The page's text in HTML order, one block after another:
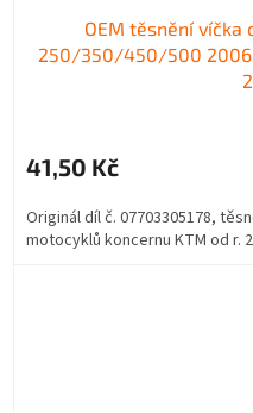
OEM těsnění víčka
250/350/450/500 2006-
41,50 Kč
Originál díl č. 07703305178,
motocyklů koncernu KTM od r.